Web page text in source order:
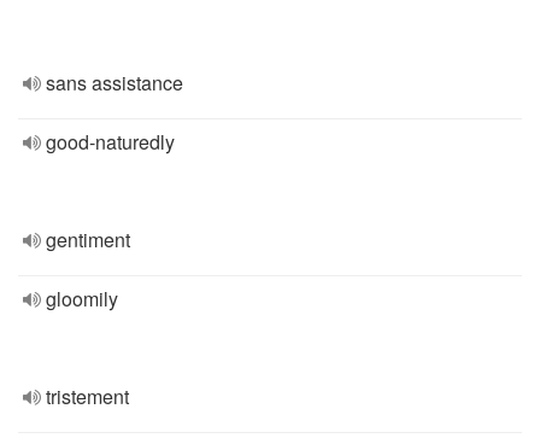
sans assistance
good-naturedly
gentiment
gloomily
tristement